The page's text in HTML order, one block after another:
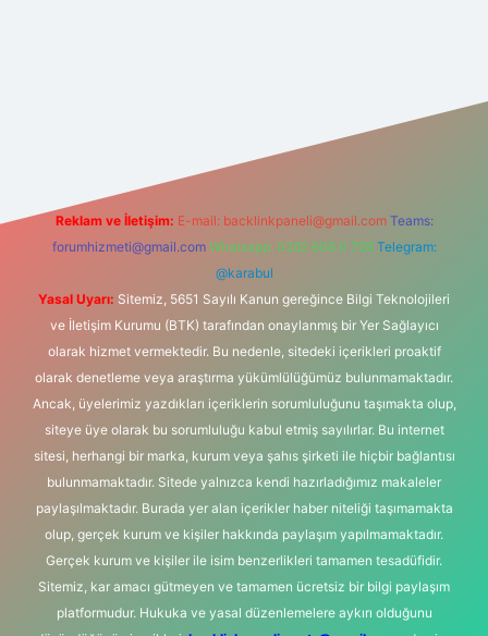
Reklam ve İletişim: E-mail: backlinkpaneli@gmail.com Teams:
forumhizmeti@gmail.com Whatsapp: 0262 606 0 726 Telegram:
@karabul
Yasal Uyarı: Sitemiz, 5651 Sayılı Kanun gereğince Bilgi Teknolojileri
ve İletişim Kurumu (BTK) tarafından onaylanmış bir Yer Sağlayıcı
olarak hizmet vermektedir. Bu nedenle, sitedeki içerikleri proaktif
olarak denetleme veya araştırma yükümlülüğümüz bulunmamaktadır.
Ancak, üyelerimiz yazdıkları içeriklerin sorumluluğunu taşımakta olup,
siteye üye olarak bu sorumluluğu kabul etmiş sayılırlar. Bu internet
sitesi, herhangi bir marka, kurum veya şahıs şirketi ile hiçbir bağlantısı
bulunmamaktadır. Sitede yalnızca kendi hazırladığımız makaleler
paylaşılmaktadır. Burada yer alan içerikler haber niteliği taşımamakta
olup, gerçek kurum ve kişiler hakkında paylaşım yapılmamaktadır.
Gerçek kurum ve kişiler ile isim benzerlikleri tamamen tesadüfidir.
Sitemiz, kar amacı gütmeyen ve tamamen ücretsiz bir bilgi paylaşım
platformudur. Hukuka ve yasal düzenlemelere aykırı olduğunu